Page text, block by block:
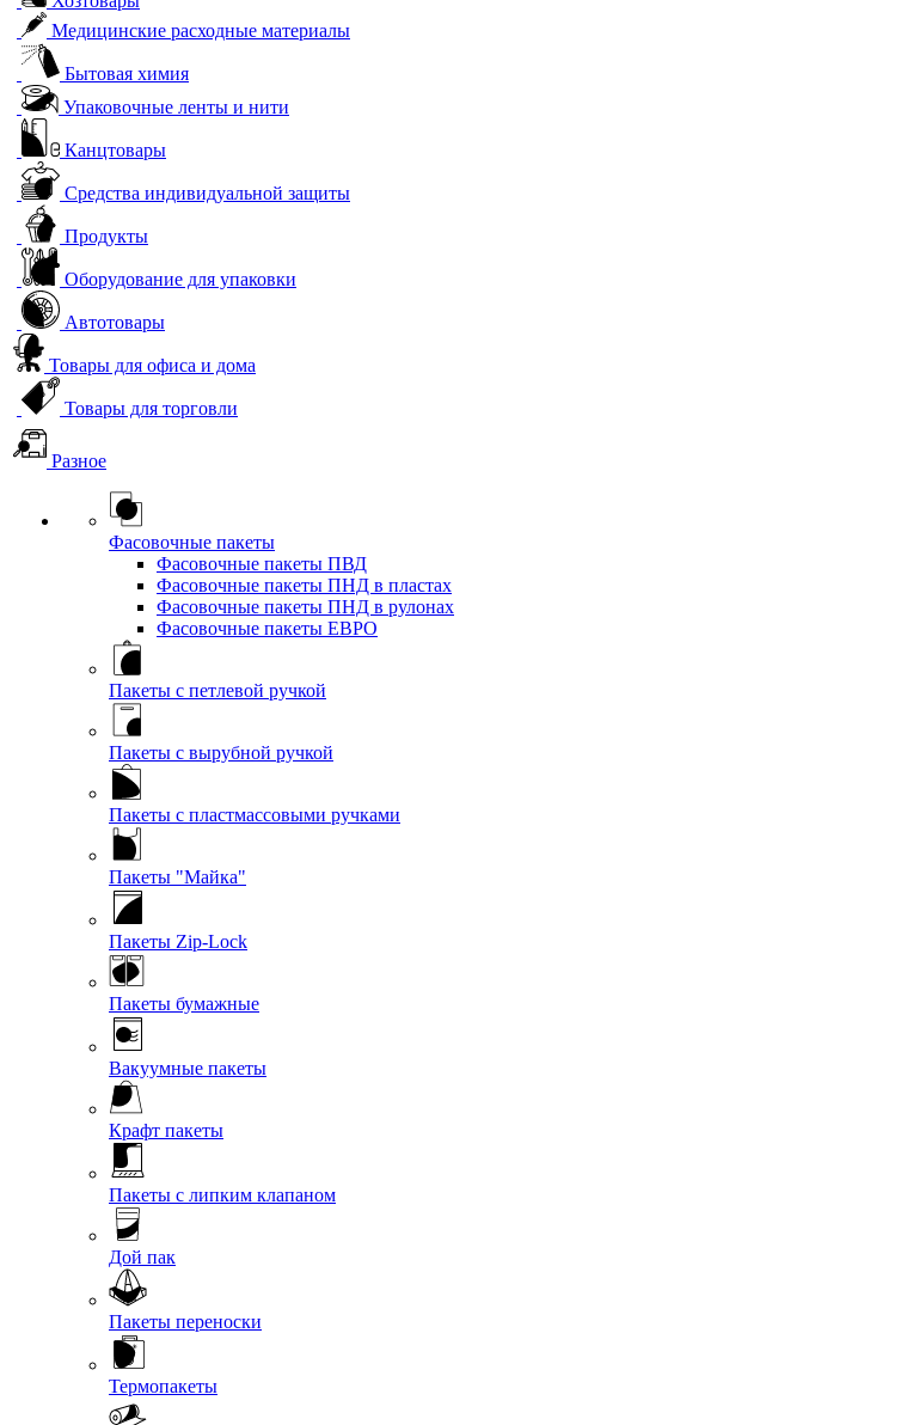
Медицинские расходные материалы
Бытовая химия
Упаковочные ленты и нити
Канцтовары
Средства индивидуальной защиты
Продукты
Оборудование для упаковки
Автотовары
Товары для офиса и дома
Товары для торговли
Разное
Фасовочные пакеты
Фасовочные пакеты ПВД
Фасовочные пакеты ПНД в пластах
Фасовочные пакеты ПНД в рулонах
Фасовочные пакеты ЕВРО
Пакеты с петлевой ручкой
Пакеты с вырубной ручкой
Пакеты с пластмассовыми ручками
Пакеты "Майка"
Пакеты Zip-Lock
Пакеты бумажные
Вакуумные пакеты
Крафт пакеты
Пакеты с липким клапаном
Дой пак
Пакеты переноски
Термопакеты